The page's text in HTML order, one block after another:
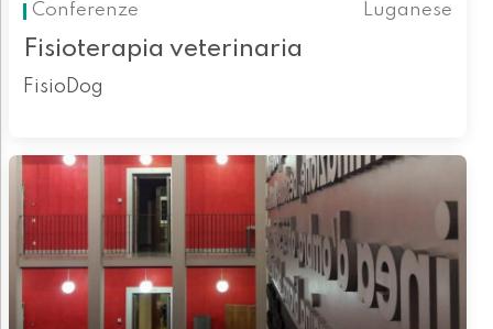
Conferenze
Luganese
Fisioterapia veterinaria
FisioDog